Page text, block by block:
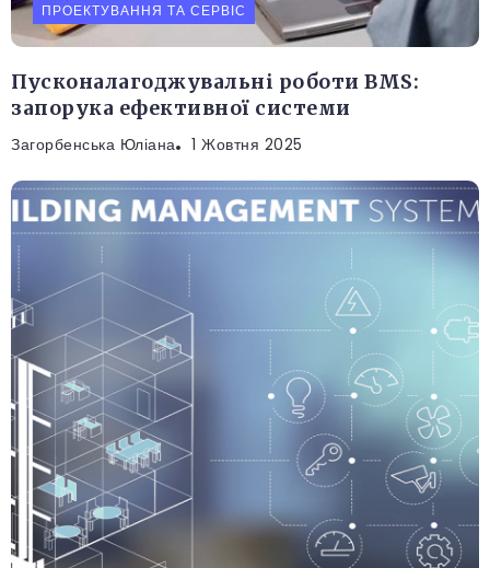
ПРОЕКТУВАННЯ ТА СЕРВІС
Пусконалагоджувальні роботи BMS:
запорука ефективної системи
Загорбенська Юліана 1 Жовтня 2025